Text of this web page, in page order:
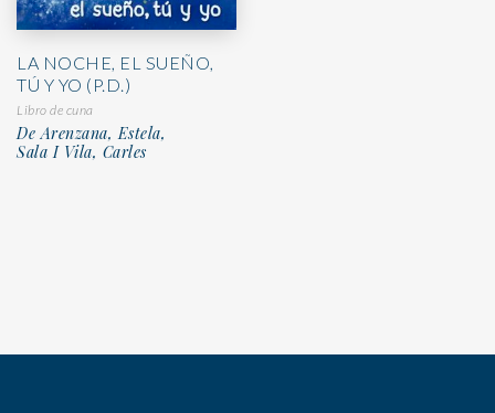
LA NOCHE, EL SUEÑO,
TÚ Y YO (P.D.)
Libro de cuna
De Arenzana, Estela,
Sala I Vila, Carles